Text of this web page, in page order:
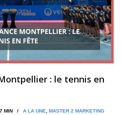
: le tennis en
MIN / A LA UNE
MASTER 2 MARKETING